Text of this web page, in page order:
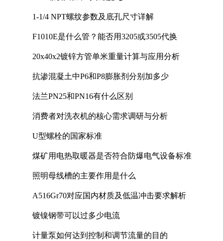
1-1/4 NPT螺纹参数及底孔尺寸详解
F1010E是什么管？能否用3205或3505代换
20x40x2镀锌方管单米重量计算与应用分析
抗渗混凝土中P6和P8膨胀剂分别加多少
法兰PN25和PN16有什么区别
消费者对洗衣机的核心需求调研与分析
U型螺栓的国家标准
煤矿用电热取暖器是否符合防爆电气设备标准
照明母线槽的主要作用是什么
A516Gr70对应国内材质及低温冲击要求解析
镀镍钢带可以过多少电流
计量泵如何达到控制和调节流量的目的